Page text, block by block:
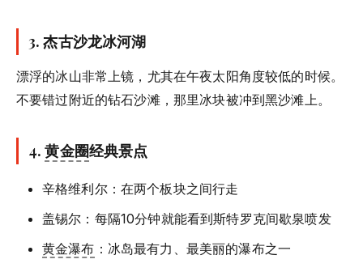
3.杰古沙龙冰河湖
漂浮的冰山非常上镜，尤其在午夜太阳角度较低的时候。
不要错过附近的钻石沙滩，那里冰块被冲到黑沙滩上。
4.黄金圈经典景点
辛格维利尔：在两个板块之间行走
盖锡尔：每隔10分钟就能看到斯特罗克间歇泉喷发
黄金瀑布 ：冰岛最有力、最美丽的瀑布之一